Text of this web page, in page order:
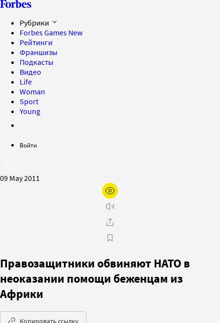
Рубрики
Forbes Games New
Рейтинги
Франшизы
Подкасты
Видео
Life
Woman
Sport
Young
Войти
09 May 2011
Правозащитники обвиняют НАТО в
неоказании помощи беженцам из
Африки
Копировать ссылку